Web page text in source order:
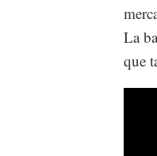
La
que